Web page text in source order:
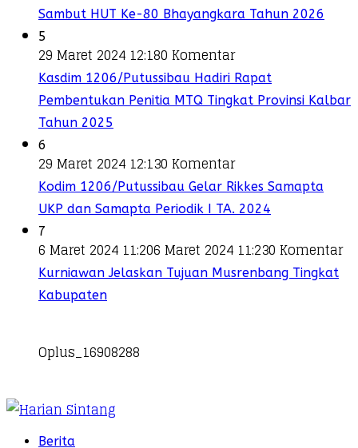
Sambut HUT Ke-80 Bhayangkara Tahun 2026
5
29 Maret 2024 12:180 Komentar
Kasdim 1206/Putussibau Hadiri Rapat
Pembentukan Penitia MTQ Tingkat Provinsi Kalbar
Tahun 2025
6
29 Maret 2024 12:130 Komentar
Kodim 1206/Putussibau Gelar Rikkes Samapta
UKP dan Samapta Periodik I TA. 2024
7
6 Maret 2024 11:206 Maret 2024 11:230 Komentar
Kurniawan Jelaskan Tujuan Musrenbang Tingkat
Kabupaten
Oplus_16908288
Berita